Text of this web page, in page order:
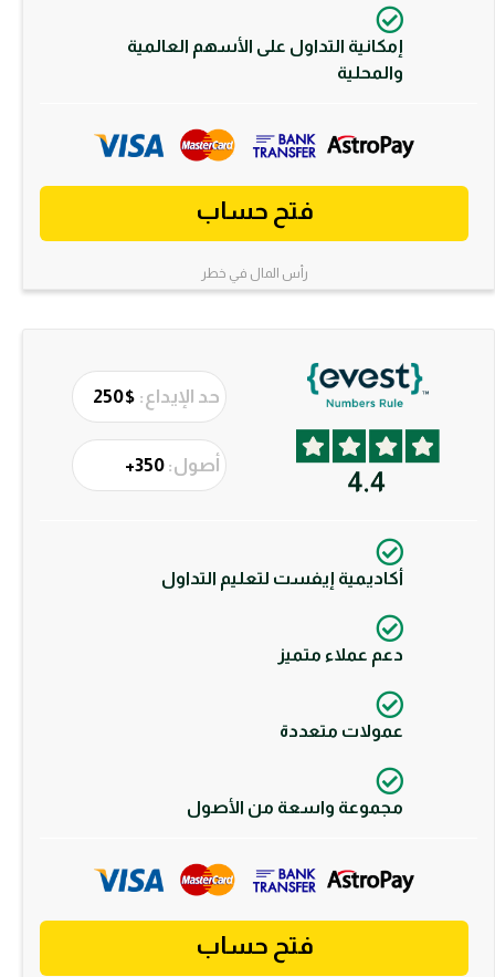
إمكانية التداول على الأسهم العالمية
والمحلية
فتح حساب
رأس المال في خطر
حد الإيداع: $250
أصول: 350+
أكاديمية إيفست لتعليم التداول
دعم عملاء متميز
عمولات متعددة
مجموعة واسعة من الأصول
فتح حساب